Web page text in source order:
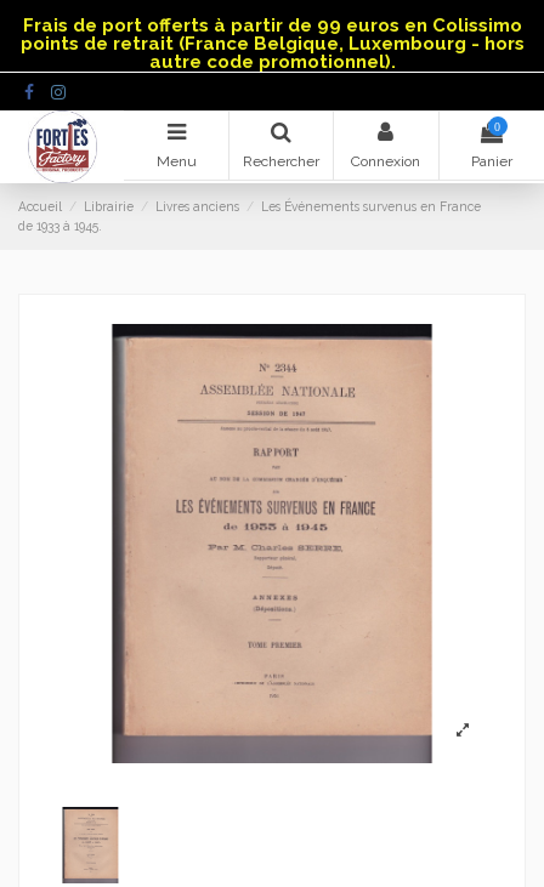
Frais de port offerts à partir de 99 euros en Colissimo
points de retrait (France Belgique, Luxembourg - hors
autre code promotionnel).
Menu Rechercher Connexion
0
Panier
Accueil Librairie Livres anciens
Les Événements survenus en France
de 1933 à 1945.